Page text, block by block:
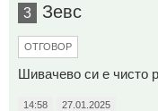
3 Зевс
ОТГОВОР
Шивачево си е чисто
14:58 27.01.2025